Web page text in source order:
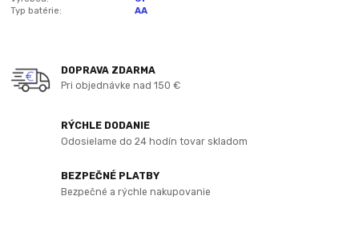
Typ batérie:
AA
DOPRAVA ZDARMA
Pri objednávke nad 150 €
RÝCHLE DODANIE
Odosielame do 24 hodín tovar skladom
BEZPEČNÉ PLATBY
Bezpečné a rýchle nakupovanie